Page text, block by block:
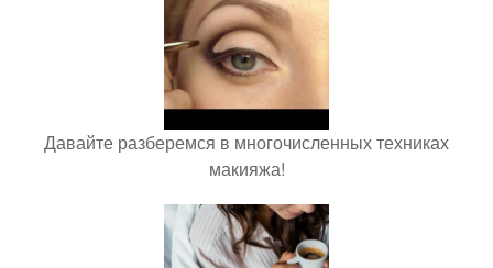
Давайте разберемся в многочисленных техниках
макияжа!